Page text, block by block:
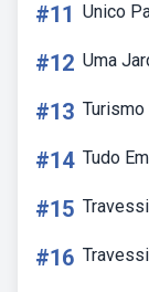
#11 Unico
#12 Uma
#13
#14 Tudo
#15
#16